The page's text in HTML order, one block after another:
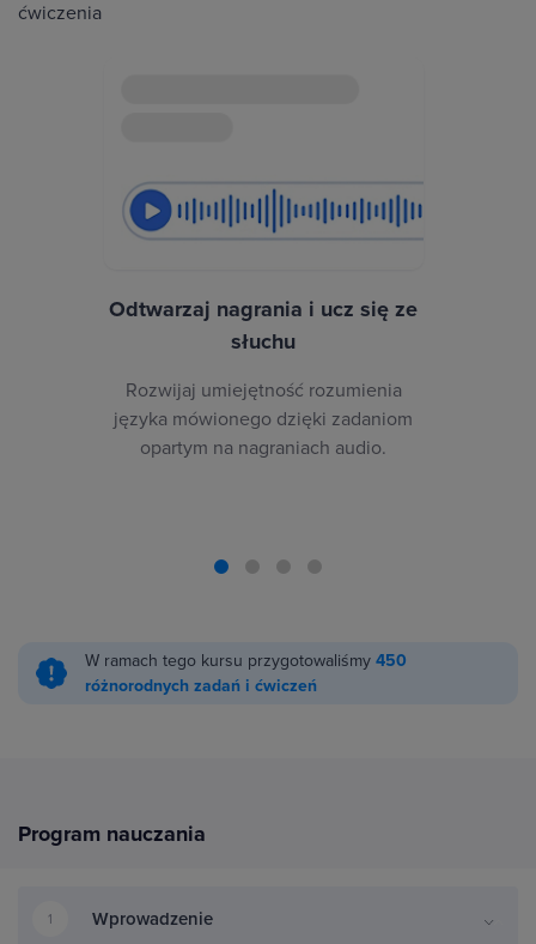
ćwiczenia
Odtwarzaj nagrania i ucz się ze
słuchu
Rozwijaj umiejętność rozumienia
języka mówionego dzięki zadaniom
opartym na nagraniach audio.
W ramach tego kursu przygotowaliśmy 450
różnorodnych zadań i ćwiczeń
Program nauczania
1 Wprowadzenie